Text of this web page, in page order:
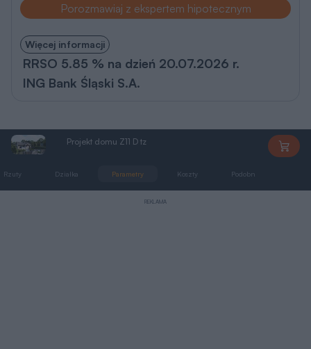
Porozmawiaj z ekspertem hipotecznym
Więcej informacji
RRSO 5.85 % na dzień 20.07.2026 r.
ING Bank Śląski S.A.
Projekt domu Z11 D tz
Rzuty Działka Parametry Koszty Podobne
REKLAMA